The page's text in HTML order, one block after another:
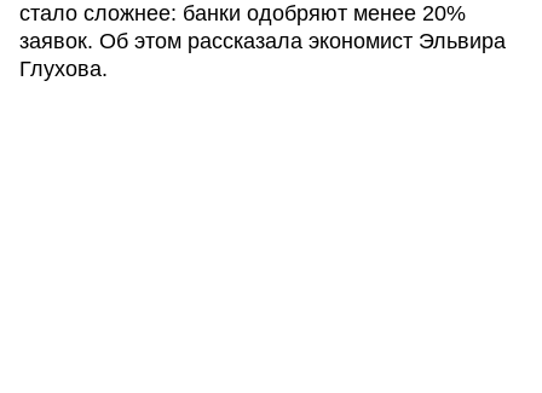
стало сложнее: банки одобряют менее 20%
заявок. Об этом рассказала экономист Эльвира
Глухова.